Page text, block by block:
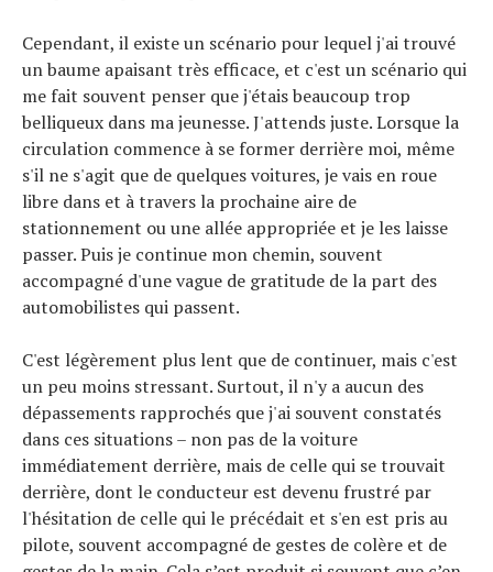
Cependant, il existe un scénario pour lequel j'ai trouvé
un baume apaisant très efficace, et c'est un scénario qui
me fait souvent penser que j'étais beaucoup trop
belliqueux dans ma jeunesse. J'attends juste. Lorsque la
circulation commence à se former derrière moi, même
s'il ne s'agit que de quelques voitures, je vais en roue
libre dans et à travers la prochaine aire de
stationnement ou une allée appropriée et je les laisse
passer. Puis je continue mon chemin, souvent
accompagné d'une vague de gratitude de la part des
automobilistes qui passent.
C'est légèrement plus lent que de continuer, mais c'est
un peu moins stressant. Surtout, il n'y a aucun des
dépassements rapprochés que j'ai souvent constatés
dans ces situations – non pas de la voiture
immédiatement derrière, mais de celle qui se trouvait
derrière, dont le conducteur est devenu frustré par
l'hésitation de celle qui le précédait et s'en est pris au
pilote, souvent accompagné de gestes de colère et de